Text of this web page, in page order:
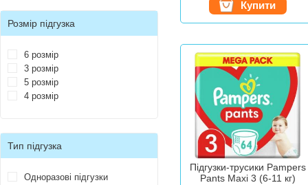
Розмір підгузка
6 розмір
3 розмір
5 розмір
4 розмір
Тип підгузка
Одноразові підгузки
Купити
Підгузки-трусики Pampers
Pants Maxi 3 (6-11 кг)